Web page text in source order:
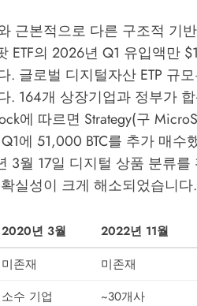
근본적으로 다른 구조적 기
ETF의 2026년 Q1 유입액만
. 글로벌 디지털자산 ETP 규
. 164개 상장기업과 정부가
에 따르면 Strategy(구
에 51,000 BTC를 추가 매수
3월 17일 디지털 상품 분류
실성이 크게 해소되었습니다.
2020년 3월 2022년 11월
미존재 미존재
소수 기업 ~30개사